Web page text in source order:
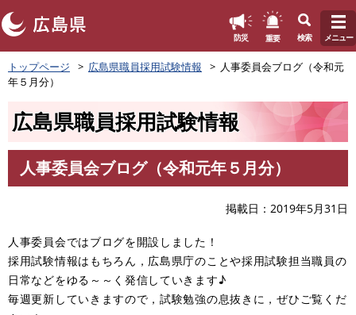
ペ
ー
ジ
。
防災 重要 検索 メニュー
トップページ 広島県職員採用試験情報
人事委員会ブログ（令和元
年５月分）
広島県職員採用試験情報
文
人事委員会ブログ（令和元年５月分）
掲載日 2019年5月31日
人事委員会ではブログを開設しました！
採用試験情報はもちろん，広島県庁のことや採用試験担当職員の
日常などをゆる～～く発信していきます♪
毎週更新していきますので，試験勉強の息抜きに，ぜひご覧くだ